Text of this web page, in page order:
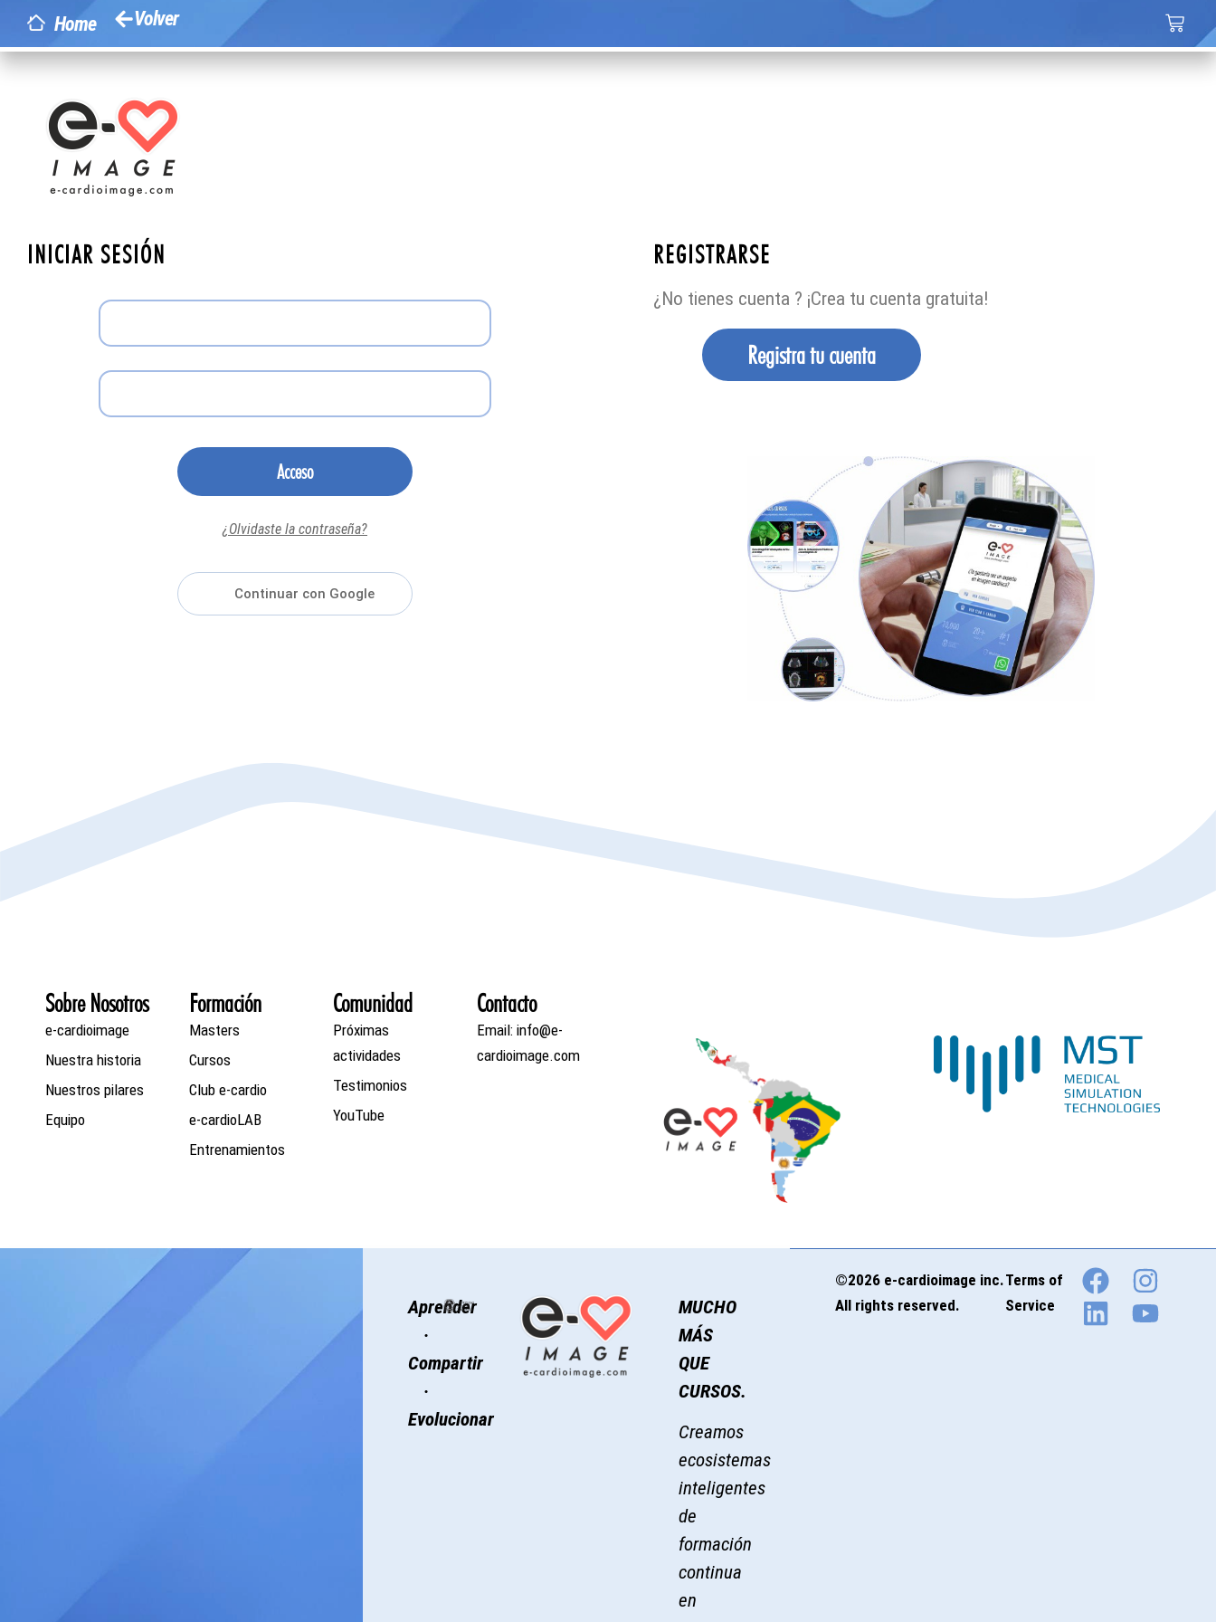
Home Volver
INICIAR SESIÓN
Acceso
¿Olvidaste la contraseña?
REGISTRARSE
¿No tienes cuenta ? ¡Crea tu cuenta gratuita!
Registra tu cuenta
Sobre Nosotros
e-cardioimage
Nuestra historia
Nuestros pilares
Equipo
Formación
Masters
Cursos
Club e-cardio
e-cardioLAB
Entrenamientos
Comunidad
Próximas
actividades
Testimonios
YouTube
Contacto
Email: info@e-
cardioimage.com
Aprender
·
Compartir
·
Evolucionar
MUCHO
MÁS
QUE
CURSOS.
Creamos
ecosistemas
inteligentes
de
formación
continua
en
©2026 e-cardioimage inc.
All rights reserved.
Terms of
Service